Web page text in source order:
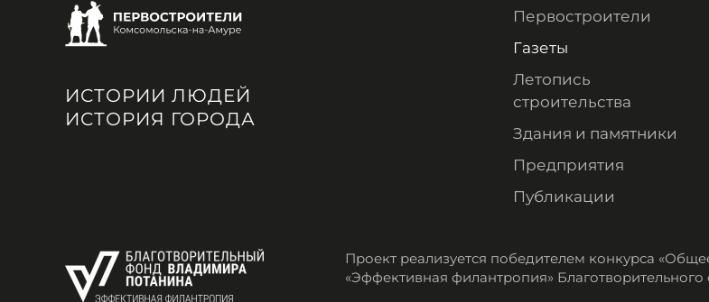
ИСТОРИИ ЛЮДЕЙ
ИСТОРИЯ ГОРОДА
Первостроители
Газеты
Летопись
строительства
Здания и памятники
Предприятия
Публикации
Проект реализуется победителем конкурса
«Эффективная филантропия»